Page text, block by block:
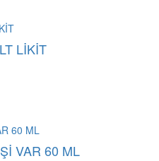
LİKİT
VAR 60 ML